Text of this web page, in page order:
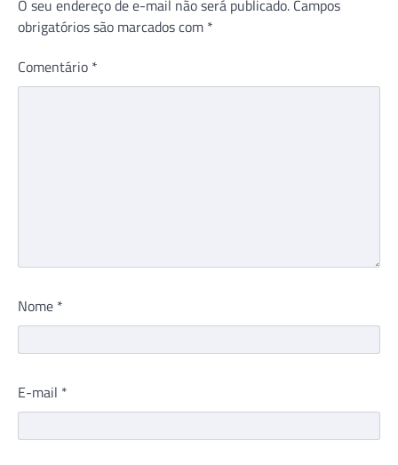
O seu endereço de e-mail não será publicado. Campos
obrigatórios são marcados com *
Comentário *
Nome *
E-mail *